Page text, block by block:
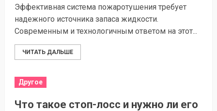
Эффективная система пожаротушения требует
надежного источника запаса жидкости.
Современным и технологичным ответом на этот...
ЧИТАТЬ ДАЛЬШЕ
Другое
Что такое стоп-лосс и нужно ли его